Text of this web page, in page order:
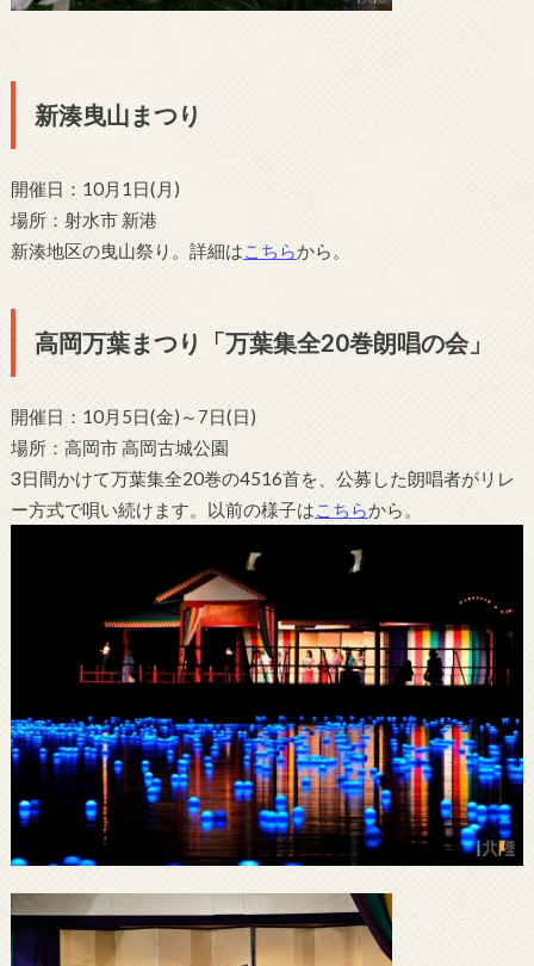
新湊曳山まつり
開催日：10月1日(月)
場所：射水市 新港
新湊地区の曳山祭り。詳細はこちらから。
高岡万葉まつり「万葉集全20巻朗唱の会」
開催日：10月5日(金)～7日(日)
場所：高岡市 高岡古城公園
3日間かけて万葉集全20巻の4516首を、公募した朗唱者がリレ
ー方式で唄い続けます。以前の様子はこちらから。